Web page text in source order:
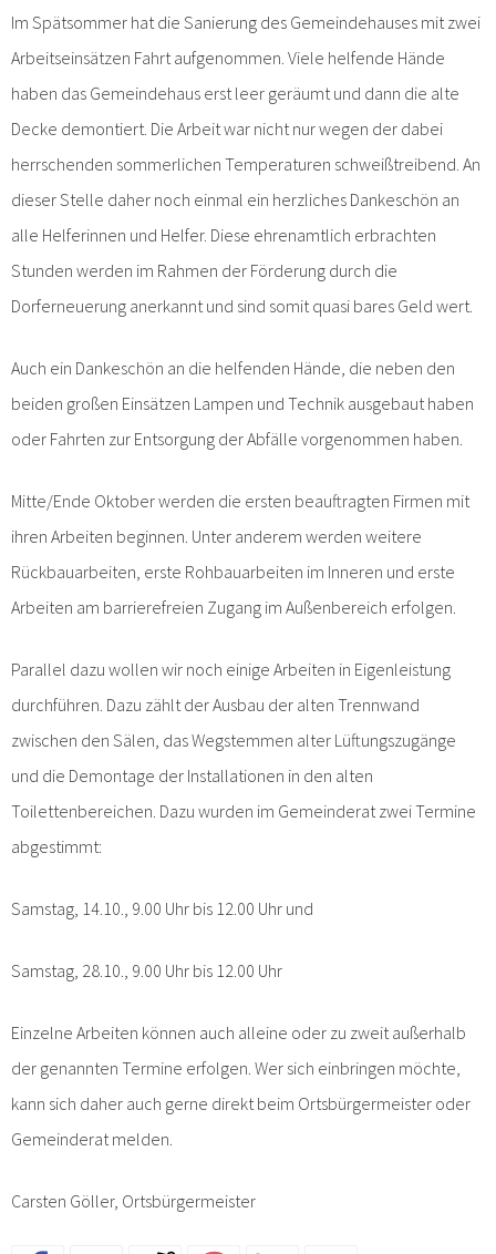
Im Spätsommer hat die Sanierung des Gemeindehauses mit zwei
Arbeitseinsätzen Fahrt aufgenommen. Viele helfende Hände
haben das Gemeindehaus erst leer geräumt und dann die alte
Decke demontiert. Die Arbeit war nicht nur wegen der dabei
herrschenden sommerlichen Temperaturen schweißtreibend. An
dieser Stelle daher noch einmal ein herzliches Dankeschön an
alle Helferinnen und Helfer. Diese ehrenamtlich erbrachten
Stunden werden im Rahmen der Förderung durch die
Dorferneuerung anerkannt und sind somit quasi bares Geld wert.
Auch ein Dankeschön an die helfenden Hände, die neben den
beiden großen Einsätzen Lampen und Technik ausgebaut haben
oder Fahrten zur Entsorgung der Abfälle vorgenommen haben.
Mitte/Ende Oktober werden die ersten beauftragten Firmen mit
ihren Arbeiten beginnen. Unter anderem werden weitere
Rückbauarbeiten, erste Rohbauarbeiten im Inneren und erste
Arbeiten am barrierefreien Zugang im Außenbereich erfolgen.
Parallel dazu wollen wir noch einige Arbeiten in Eigenleistung
durchführen. Dazu zählt der Ausbau der alten Trennwand
zwischen den Sälen, das Wegstemmen alter Lüftungszugänge
und die Demontage der Installationen in den alten
Toilettenbereichen. Dazu wurden im Gemeinderat zwei Termine
abgestimmt:
Samstag, 14.10., 9.00 Uhr bis 12.00 Uhr und
Samstag, 28.10., 9.00 Uhr bis 12.00 Uhr
Einzelne Arbeiten können auch alleine oder zu zweit außerhalb
der genannten Termine erfolgen. Wer sich einbringen möchte,
kann sich daher auch gerne direkt beim Ortsbürgermeister oder
Gemeinderat melden.
Carsten Göller, Ortsbürgermeister